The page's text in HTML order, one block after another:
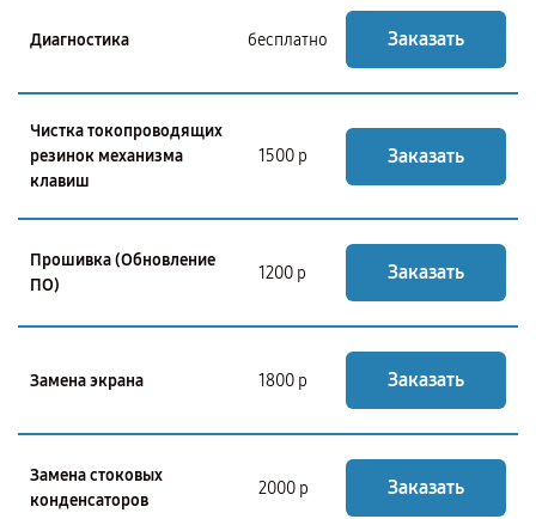
Диагностика бесплатно Заказать
Чистка токопроводящих
резинок механизма
клавиш
1500 р Заказать
Прошивка (Обновление
ПО)
1200 р Заказать
Замена экрана 1800 р Заказать
Замена стоковых
конденсаторов
2000 р Заказать